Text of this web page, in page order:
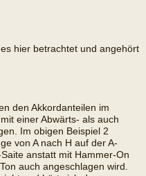
hier betrachtet und angehört
den Akkordanteilen im
einer Abwärts- als auch
Im obigen Beispiel 2
von A nach H auf der A-
anstatt mit Hammer-On
auch angeschlagen wird.